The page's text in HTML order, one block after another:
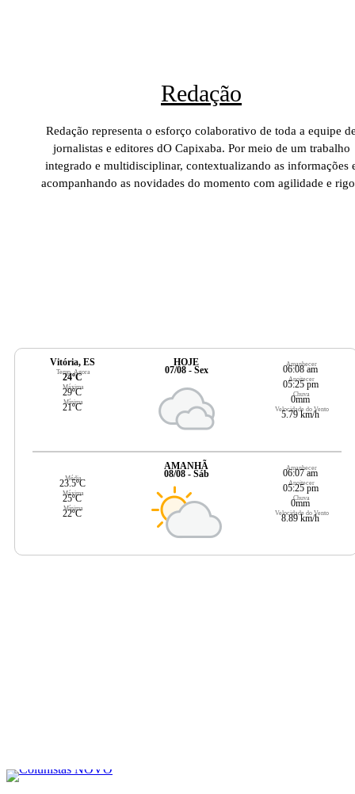
Redação
Redação representa o esforço colaborativo de toda a equipe
jornalistas e editores dO Capixaba. Por meio de um trabalho
integrado e multidisciplinar, contextualizando as informações
acompanhando as novidades do momento com agilidade e
Vitória, ES
Temp. Agora
24ºC
Máxima
29ºC
Mínima
21ºC
HOJE
07/08 - Sex
Amanhecer
06:08 am
Anoitecer
05:25 pm
Chuva
0mm
Velocidade do Vento
5.79 km/h
Média
23.5ºC
Máxima
25ºC
Mínima
22ºC
AMANHÃ
08/08 - Sáb
Amanhecer
06:07 am
Anoitecer
05:25 pm
Chuva
0mm
Velocidade do Vento
8.89 km/h